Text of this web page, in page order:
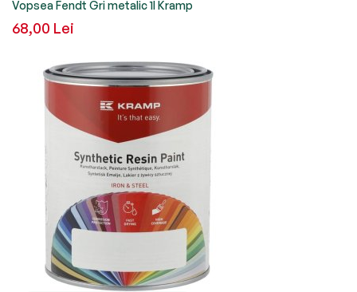
Vopsea Fendt Gri metalic 1l Kramp
68,00 Lei